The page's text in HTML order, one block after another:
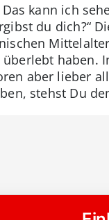
kann ich
du dich?“
aber lieber
stehst Du